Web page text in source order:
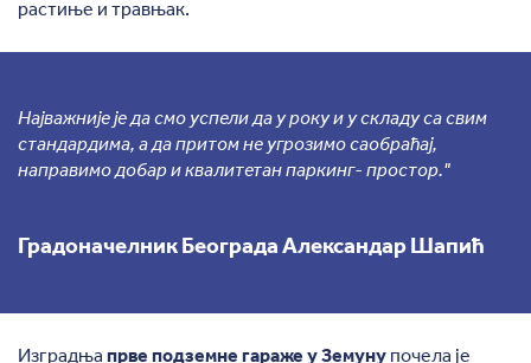
растиње и травњак.
Најважније је да смо успели да у року и у складу са свим
стандардима, а да притом не угрозимо саобраћај,
направимо добар и квалитетан паркинг- простор."
Градоначелник Београда Александар Шапић
Изградња прве подземне гараже у Земуну почела је